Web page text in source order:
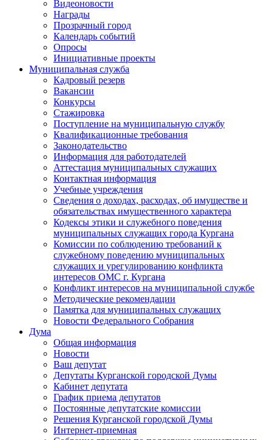
Видеоновости
Награды
Прозрачный город
Календарь событий
Опросы
Инициативные проекты
Муниципальная служба
Кадровый резерв
Вакансии
Конкурсы
Стажировка
Поступление на муниципальную службу
Квалификационные требования
Законодательство
Информация для работодателей
Аттестация муниципальных служащих
Контактная информация
Учебные учреждения
Сведения о доходах, расходах, об имуществе и
обязательствах имущественного характера
Кодексы этики и служебного поведения
муниципальных служащих города Кургана
Комиссии по соблюдению требований к
служебному поведению муниципальных
служащих и урегулированию конфликта
интересов ОМС г. Кургана
Конфликт интересов на муниципальной службе
Методические рекомендации
Памятка для муниципальных служащих
Новости Федерального Cобрания
Дума
Общая информация
Новости
Ваш депутат
Депутаты Курганской городской Думы
Кабинет депутата
График приема депутатов
Постоянные депутатские комиссии
Решения Курганской городской Думы
Интернет-приемная